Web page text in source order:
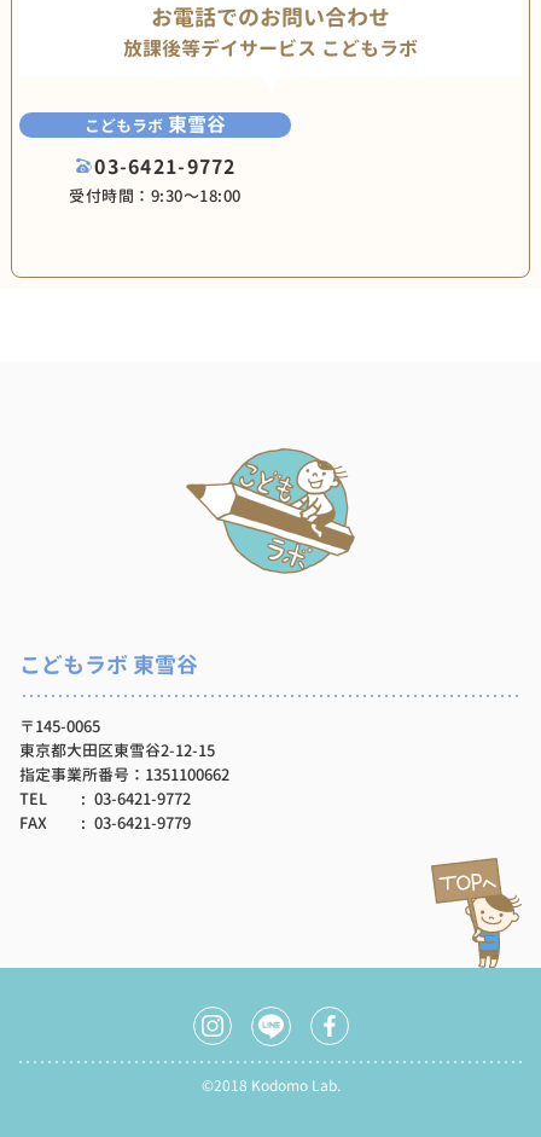
お電話でのお問い合わせ
放課後等デイサービス こどもラボ
こどもラボ 東雪谷
03-6421-9772
受付時間：9:30〜18:00
こどもラボ 東雪谷
〒145-0065
東京都大田区東雪谷2-12-15
指定事業所番号：1351100662
TEL
03-6421-9772
FAX
03-6421-9779
©2018 Kodomo Lab.